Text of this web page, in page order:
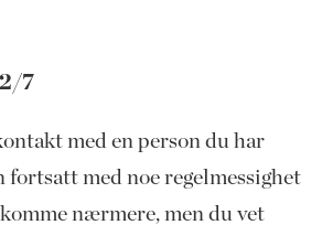
7
med en person du har
fortsatt med noe regelmessighet
nærmere, men du vet